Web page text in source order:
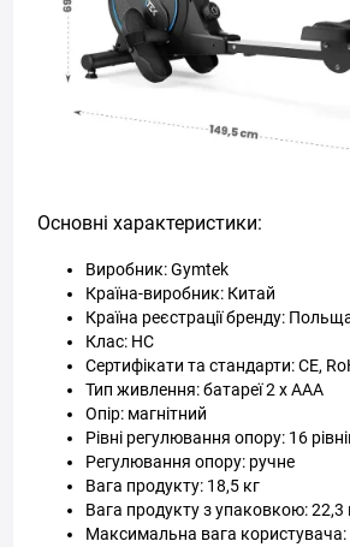
Основні характеристики:
Виробник: Gymtek
Країна-виробник: Китай
Країна реєстрації бренду:
Клас: HC
Сертифікати та стандарти: CE,
Тип живлення: батареї 2 x AAA
Опір: магнітний
Рівні регулювання опору: 16
Регулювання опору: ручне
Вага продукту: 18,5 кг
Вага продукту з упаковкою: 22,3
Максимальна вага користувача: